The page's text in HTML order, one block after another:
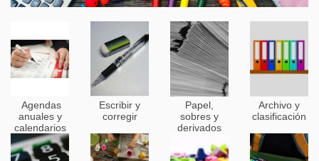
Agendas
anuales y
calendarios
Escribir y
corregir
Papel,
sobres y
derivados
Archivo y
clasificación